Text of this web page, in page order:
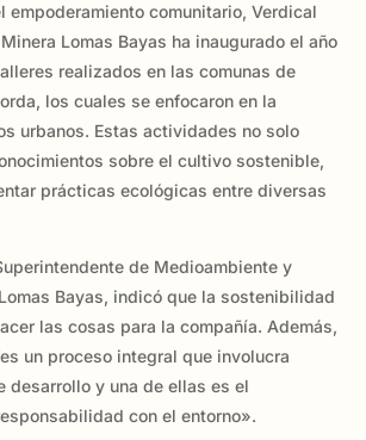
comunitario, Verdical
Lomas Bayas ha inaugurado el año
realizados en las comunas de
los cuales se enfocaron en la
urbanos. Estas actividades no solo
sobre el cultivo sostenible,
prácticas ecológicas entre diversas
de Medioambiente y
Bayas, indicó que la sostenibilidad
las cosas para la compañía. Además,
un proceso integral que involucra
desarrollo y una de ellas es el
con el entorno».